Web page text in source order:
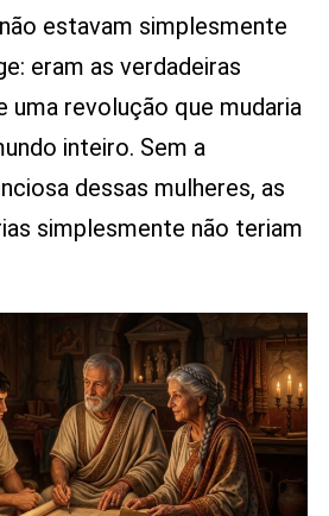
estavam simplesmente
eram as verdadeiras
uma revolução que mudaria
inteiro. Sem a
dessas mulheres, as
simplesmente não teriam